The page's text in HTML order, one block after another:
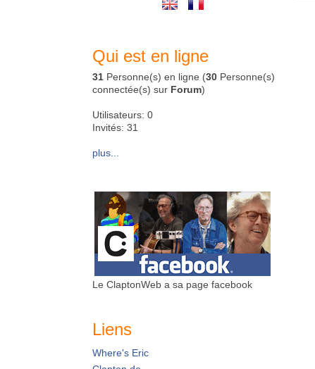
Qui est en ligne
31 Personne(s) en ligne (30 Personne(s)
connectée(s) sur Forum)
Utilisateurs: 0
Invités: 31
plus...
Le ClaptonWeb a sa page facebook
Liens
Where's Eric